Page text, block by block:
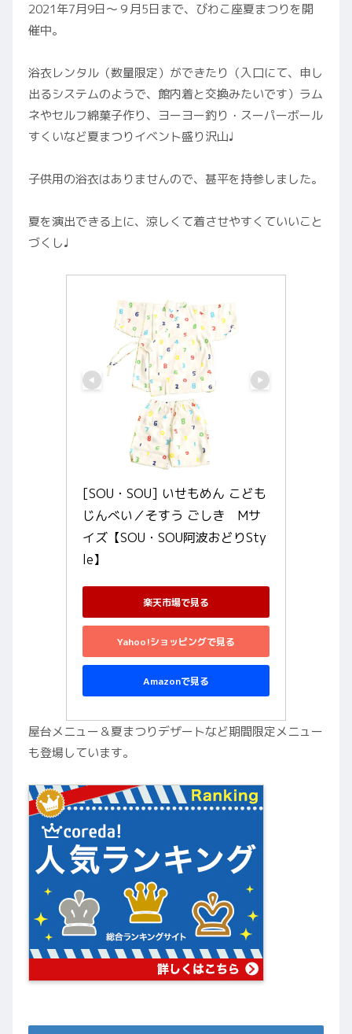
2021年7月9日〜９月5日まで、びわこ座夏まつりを開
催中。
浴衣レンタル（数量限定）ができたり（入口にて、申し
出るシステムのようで、館内着と交換みたいです）ラム
ネやセルフ綿菓子作り、ヨーヨー釣り・スーパーボール
すくいなど夏まつりイベント盛り沢山♩
子供用の浴衣はありませんので、甚平を持参しました。
夏を演出できる上に、涼しくて着させやすくていいこと
づくし♩
[SOU・SOU] いせもめん こども
じんべい／そすう ごしき　Mサ
イズ【SOU・SOU阿波おどりSty
le】
楽天市場で見る
Yahoo!ショッピングで見る
Amazonで見る
屋台メニュー＆夏まつりデザートなど期間限定メニュー
も登場しています。